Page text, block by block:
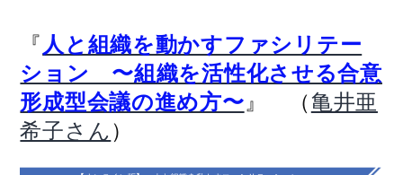
『 人と組織を動かすファシリテー
ション 〜組織を活性化させる合意
形成型会議の進め方〜 』 （亀井亜
希子さん ）